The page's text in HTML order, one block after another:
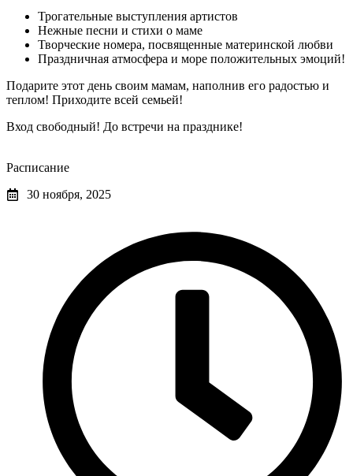
Трогательные выступления артистов
Нежные песни и стихи о маме
Творческие номера, посвященные материнской любви
Праздничная атмосфера и море положительных эмоций!
Подарите этот день своим мамам, наполнив его радостью и
теплом! Приходите всей семьей!
Вход свободный! До встречи на празднике!
Расписание
30 ноября, 2025